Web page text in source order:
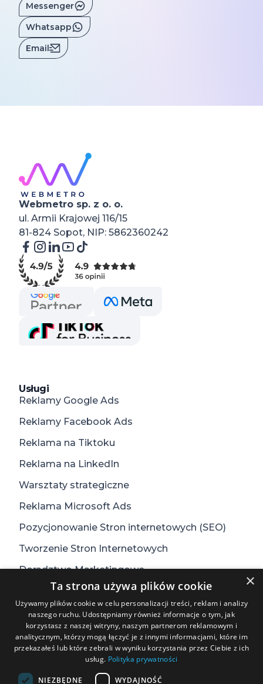
Messenger
Whatsapp
Email
Webmetro sp. z o. o.
ul. Armii Krajowej 116/15
81-824 Sopot, NIP: 5862360242
Usługi
Reklamy Google Ads
Reklamy Facebook Ads
Reklama na Tiktoku
Reklama na LinkedIn
Warsztaty strategiczne
Reklama Microsoft Ads
Pozycjonowanie Stron internetowych (SEO)
Tworzenie Stron Internetowych
Doradztwo Marketingowe
Webmetro
Blog
Case studies
Video-Opinie
×
Ta strona używa plików cookie
Używamy plików cookie w celu personalizacji treści, reklam i analizy
naszego ruchu. Udostępniamy również informacje o tym, jak
korzystasz z naszej witryny, naszym partnerom reklamowym i
analitycznym, którzy mogą łączyć je z innymi informacjami, które im
przekazałeś lub które zebrali w wyniku korzystania przez Ciebie z ich
usług. Polityka prywatności
NIEZBĘDNE WYDAJNOŚĆ